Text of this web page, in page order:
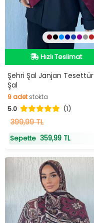
Hızlı Teslimat
Hızlı Teslimat
Şehri Şal Janjan Tesettür
Şal
9adetstokta
9adetstokta
5.0 (1)
399,99 TL
Sepette 359,99 TL